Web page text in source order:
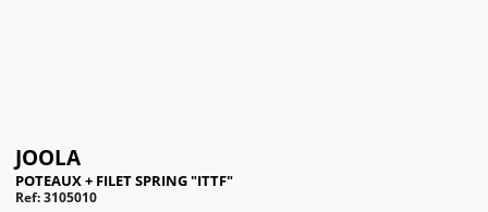
JOOLA
POTEAUX + FILET SPRING "ITTF"
Ref: 3105010